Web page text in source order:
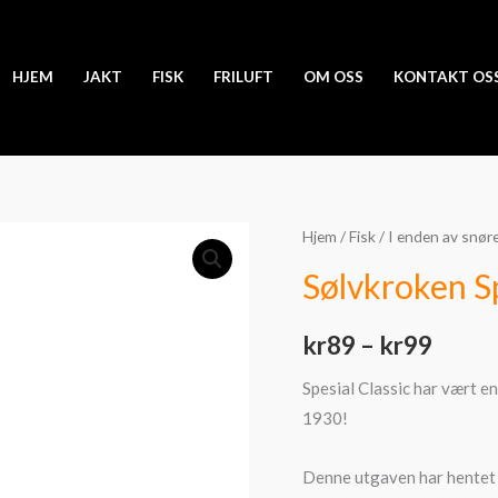
HJEM JAKT FISK FRILUFT OM OSS KONTAKT
Hjem /Fisk/ I enden av
Sølvkroken
kr89 – kr99
kr89
kr99
Spesial Classic har vært
1930!
Denne utgaven har
Sølvkroken
Classic
C/R
antall